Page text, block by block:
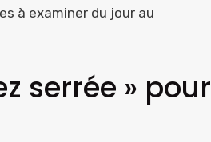
à examiner du jour au
serrée » pour